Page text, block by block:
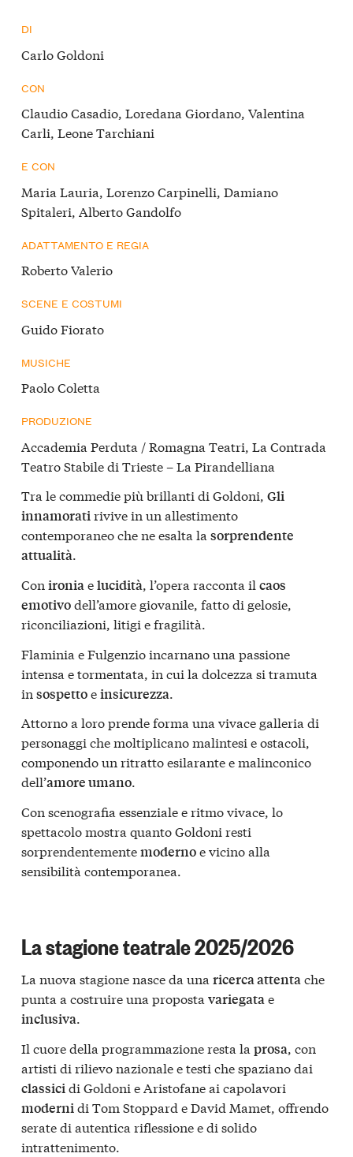
DI
Carlo Goldoni
CON
Claudio Casadio, Loredana Giordano, Valentina
Carli, Leone Tarchiani
E CON
Maria Lauria, Lorenzo Carpinelli, Damiano
Spitaleri, Alberto Gandolfo
ADATTAMENTO E REGIA
Roberto Valerio
SCENE E COSTUMI
Guido Fiorato
MUSICHE
Paolo Coletta
PRODUZIONE
Accademia Perduta / Romagna Teatri, La Contrada
Teatro Stabile di Trieste – La Pirandelliana
Tra le commedie più brillanti di Goldoni, Gli
innamoratirivive in un allestimento
contemporaneo che ne esalta la sorprendente
attualità.
Con ironiaelucidità, l’opera racconta il caos
emotivodell’amore giovanile, fatto di gelosie,
riconciliazioni, litigi e fragilità.
Flaminia e Fulgenzio incarnano una passione
intensa e tormentata, in cui la dolcezza si tramuta
in sospettoeinsicurezza
Attorno a loro prende forma una vivace galleria di
personaggi che moltiplicano malintesi e ostacoli,
componendo un ritratto esilarante e malinconico
dell’amore umano.
Con scenografia essenziale e ritmo vivace, lo
spettacolo mostra quanto Goldoni resti
sorprendentementemodernoe vicino alla
sensibilità contemporanea.
La stagione teatrale 2025/2026
La nuova stagione nasce da una ricerca attentache
punta a costruire una proposta variegatae
inclusiva.
Il cuore della programmazione resta la prosa, con
artisti di rilievo nazionale e testi che spaziano dai
classicidi Goldoni e Aristofane ai capolavori
modernidi Tom Stoppard e David Mamet, offrendo
serate di autentica riflessione e di solido
intrattenimento.